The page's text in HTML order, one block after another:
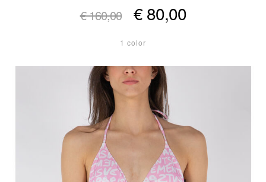
€ 160,00 € 80,00
1 color